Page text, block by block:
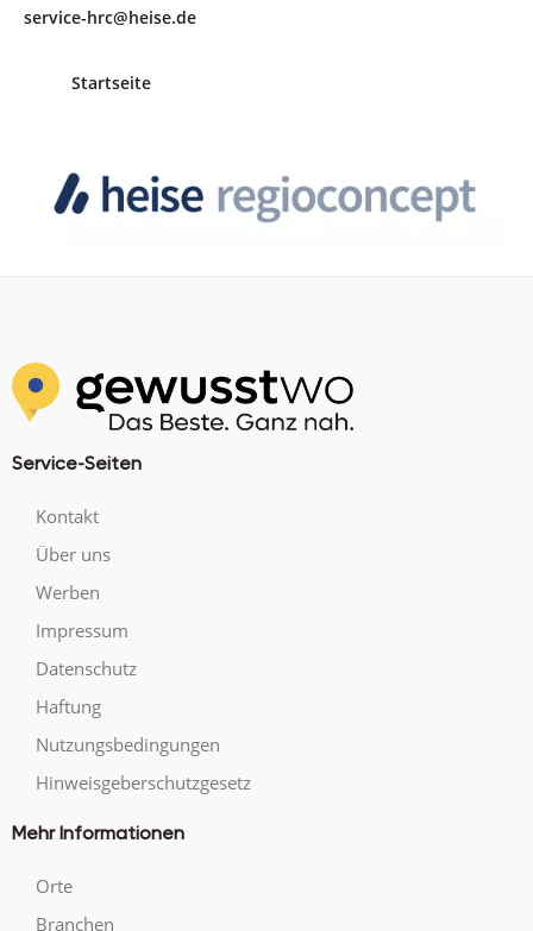
service-hrc@heise.de
Startseite
Service-Seiten
Kontakt
Über uns
Werben
Impressum
Datenschutz
Haftung
Nutzungsbedingungen
Hinweisgeberschutzgesetz
Mehr Informationen
Orte
Branchen